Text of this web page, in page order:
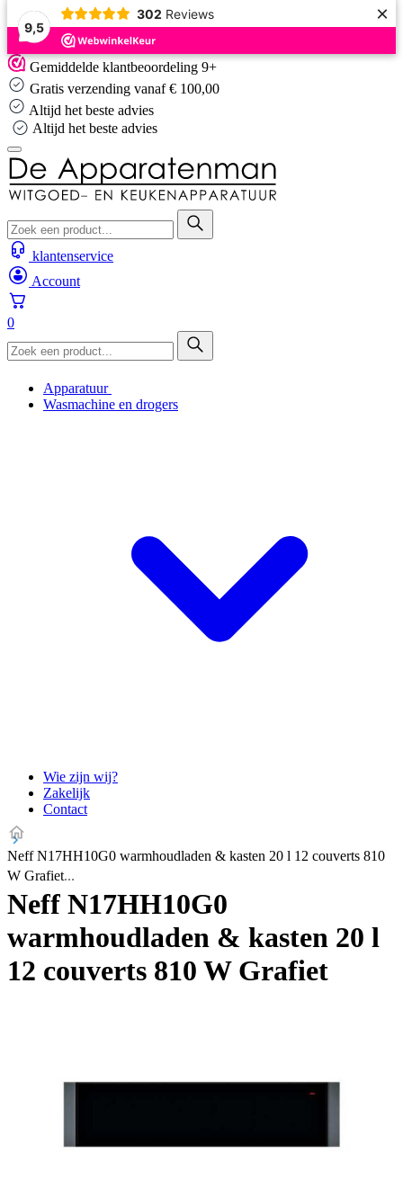
9,5
302 Reviews ×
Skip
to
content
Gemiddelde klantbeoordeling 9+
Gratis verzending vanaf € 100,00
Altijd het beste advies
Altijd het beste advies
klantenservice
Account
0
Apparatuur
Wasmachine en drogers
Wie zijn wij?
Zakelijk
Contact
Neff N17HH10G0 warmhoudladen & kasten 20 l 12 couverts 810
W Grafiet
Neff N17HH10G0
warmhoudladen & kasten 20 l
12 couverts 810 W Grafiet